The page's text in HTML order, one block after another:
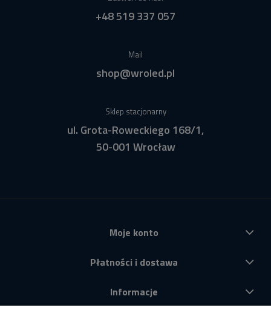
+48 519 337 057
Mail
shop@wroled.pl
Sklep stacjonarny
ul. Grota-Roweckiego 168/1,
50-001 Wrocław
Moje konto
Płatności i dostawa
Informacje